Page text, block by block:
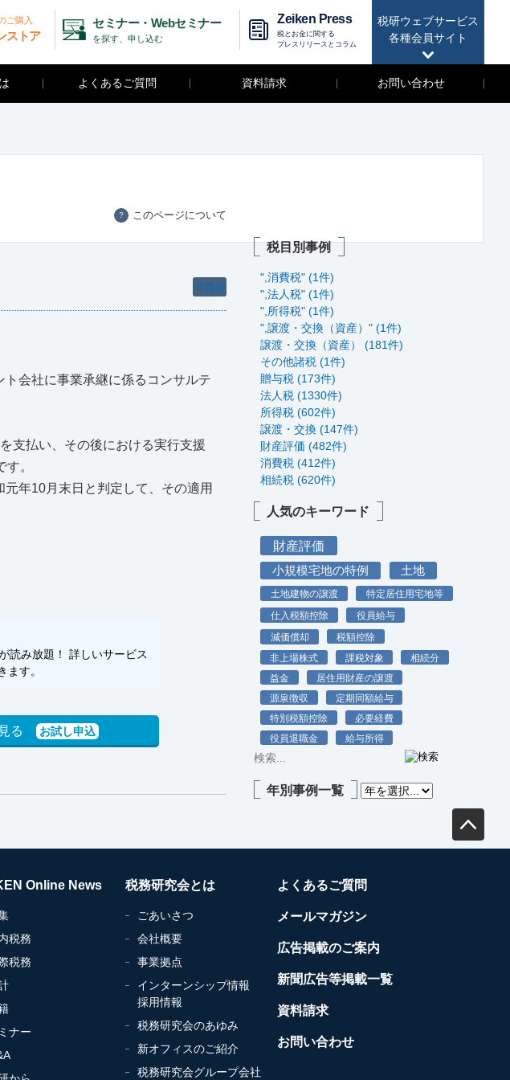
税研ウェブサービス
各種会員サイト
ご購入
ストア
セミナー・Webセミナー
を探す、申し込む
Zeiken Press
税とお金に関する
プレスリリースとコラム
よくあるご質問 資料請求 お問い合わせ
？ このページについて
消費税
会社に事業承継に係るコンサルテ
支払い、その後における実行支援
。
年10月末日と判定して、その適用
読み放題！ 詳しいサービス
す。
る お試し申込
税目別事例
",消費税" (1件)
",法人税" (1件)
",所得税" (1件)
",譲渡・交換（資産）" (1件)
譲渡・交換（資産） (181件)
その他諸税 (1件)
贈与税 (173件)
法人税 (1330件)
所得税 (602件)
譲渡・交換 (147件)
財産評価 (482件)
消費税 (412件)
相続税 (620件)
人気のキーワード
財産評価
小規模宅地の特例 土地
土地建物の譲渡
特定居住用宅地等
仕入税額控除
役員給与
減価償却
税額控除
非上場株式
課税対象
相続分
益金
居住用財産の譲渡
源泉徴収
定期同額給与
特別税額控除
必要経費
役員退職金
給与所得
年別事例一覧
Online News
税務
税務
ナー
税務研究会とは
ごあいさつ
会社概要
事業拠点
インターンシップ情報
採用情報
税務研究会のあゆみ
新オフィスのご紹介
税務研究会グループ会社
よくあるご質問
メールマガジン
広告掲載のご案内
新聞広告等掲載一覧
資料請求
お問い合わせ